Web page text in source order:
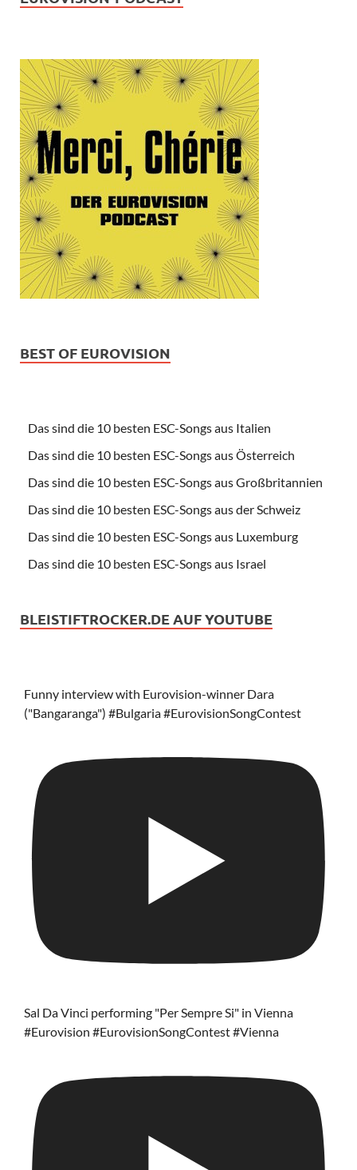
BEST OF EUROVISION
Das sind die 10 besten ESC-Songs aus Italien
Das sind die 10 besten ESC-Songs aus Österreich
Das sind die 10 besten ESC-Songs aus Großbritannien
Das sind die 10 besten ESC-Songs aus der Schweiz
Das sind die 10 besten ESC-Songs aus Luxemburg
Das sind die 10 besten ESC-Songs aus Israel
BLEISTIFTROCKER.DE AUF YOUTUBE
Funny interview with Eurovision-winner Dara
("Bangaranga") #Bulgaria #EurovisionSongContest
Sal Da Vinci performing "Per Sempre Si" in Vienna
#Eurovision #EurovisionSongContest #Vienna